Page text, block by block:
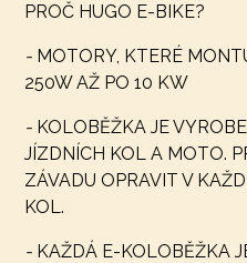
PROČ HUGO E-BIKE?
- MOTORY, KTERÉ
250W AŽ PO 10 KW
- KOLOBĚŽKA JE
JÍZDNÍCH KOL A MOTO.
ZÁVADU OPRAVIT V
KOL.
- KAŽDÁ E-KOLOBĚŽKA